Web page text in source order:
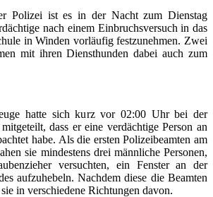
Polizei ist es in der Nacht zum Dienstag
nach einem Einbruchsversuch in das
in Winden vorläufig festzunehmen. Zwei
mit ihren Diensthunden dabei auch zum
hatte sich kurz vor 02:00 Uhr bei der
dass er eine verdächtige Person an
habe. Als die ersten Polizeibeamten am
sie mindestens drei männliche Personen,
versuchten, ein Fenster an der
aufzuhebeln. Nachdem diese die Beamten
in verschiedene Richtungen davon.